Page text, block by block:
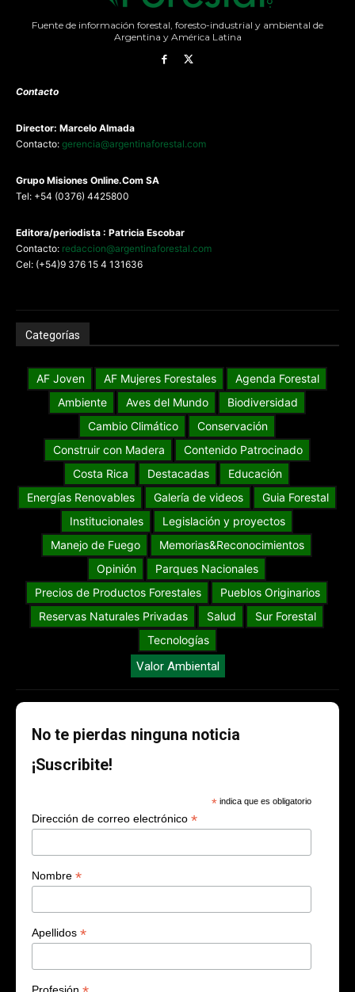
Fuente de información forestal, foresto-industrial y ambiental de
Argentina y América Latina
Contacto
Director: Marcelo Almada
Contacto: gerencia@argentinaforestal.com
Grupo Misiones Online.Com SA
Tel: +54 (0376) 4425800
Editora/periodista : Patricia Escobar
Contacto: redaccion@argentinaforestal.com
Cel: (+54)9 376 15 4 131636
Categorías
AF Joven AF Mujeres Forestales
Agenda Forestal
Ambiente
Aves del Mundo
Biodiversidad
Cambio Climático
Conservación
Construir con Madera
Contenido Patrocinado
Costa Rica
Destacadas
Educación
Energías Renovables
Galería de videos
Guia Forestal
Institucionales
Legislación y proyectos
Manejo de Fuego
Memorias&Reconocimientos
Opinión
Parques Nacionales
Precios de Productos Forestales
Pueblos Originarios
Reservas Naturales Privadas
Salud
Sur Forestal
Tecnologías
Valor Ambiental
No te pierdas ninguna noticia
¡Suscribite!
* indica que es obligatorio
Dirección de correo electrónico *
Nombre *
Apellidos *